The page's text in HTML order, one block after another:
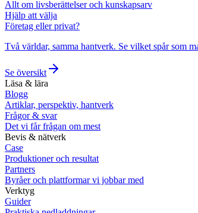
Allt om livsberättelser och kunskapsarv
Hjälp att välja
Företag eller privat?
Två världar, samma hantverk. Se vilket spår som
Se översikt
Läsa & lära
Blogg
Artiklar, perspektiv, hantverk
Frågor & svar
Det vi får frågan om mest
Bevis & nätverk
Case
Produktioner och resultat
Partners
Byråer och plattformar vi jobbar med
Verktyg
Guider